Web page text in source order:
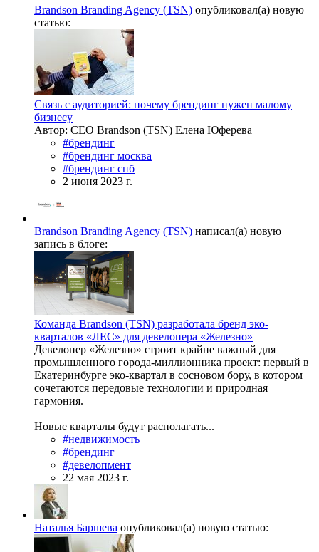
Brandson Branding Agency (TSN) опубликовал(а) новую
статью:
Связь с аудиторией: почему брендинг нужен малому
бизнесу
Автор: CEO Brandson (TSN) Елена Юферева
#брендинг
#брендинг москва
#брендинг спб
2 июня 2023 г.
Brandson Branding Agency (TSN) написал(а) новую
запись в блоге:
Команда Brandson (TSN) разработала бренд эко-
кварталов «ЛЕС» для девелопера «Железно»
Девелопер «Железно» строит крайне важный для
промышленного города-миллионника проект: первый в
Екатеринбурге эко-квартал в сосновом бору, в котором
сочетаются передовые технологии и природная
гармония.
Новые кварталы будут располагать...
#недвижимость
#брендинг
#девелопмент
22 мая 2023 г.
Наталья Баршева опубликовал(а) новую статью: